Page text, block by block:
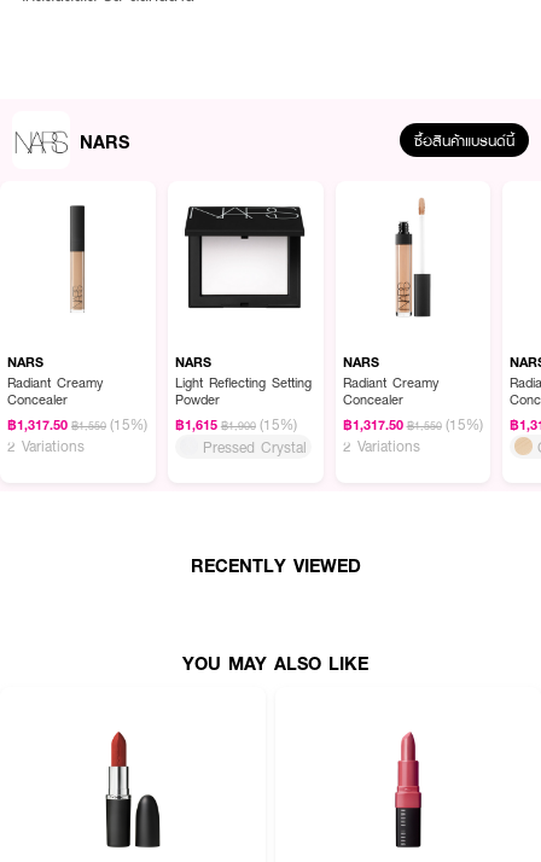
NARS ซื้อสินค้าแบรนด์นี้
NARS
Radiant Creamy
Concealer
฿1,317.50 ฿1,550 (15%)
2 Variations
NARS
Light Reflecting Setting
Powder
฿1,615 ฿1,900 (15%)
Pressed Crystal
NARS
Radiant Creamy
Concealer
฿1,317.50 ฿1,550 (15%)
2 Variations
฿
RECENTLY VIEWED
YOU MAY ALSO LIKE